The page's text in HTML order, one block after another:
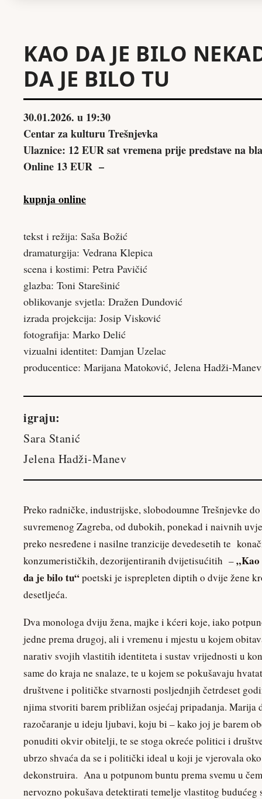
KAO DA JE BILO
DA JE BILO TU
30.01.2026. u 19:30
Centar za kulturu Trešnjevka
Ulaznice: 12 EUR sat vremena prije predstave na
Online 13 EUR –
kupnja online
tekst i režija: Saša Božić
dramaturgija: Vedrana Klepica
scena i kostimi: Petra Pavičić
glazba: Toni Starešinić
oblikovanje svjetla: Dražen Dundović
izrada projekcija: Josip Visković
fotografija: Marko Delić
vizualni identitet: Damjan Uzelac
producentice: Marijana Matoković, Jelena Hadži-Manev
igraju:
Sara Stanić
Jelena Hadži-Manev
Preko radničke, industrijske, slobodoumne Trešnjevke
suvremenog Zagreba, od dubokih, ponekad i naivnih
preko nesređene i nasilne tranzicije devedesetih te
konzumerističkih, dezorijentiranih dvijetisućitih –„Kao
da je bilo tu“poetski je isprepleten diptih o dvije žene
desetljeća.
Dva monologa dviju žena, majke i kćeri koje, iako
jedne prema drugoj, ali i vremenu i mjestu u kojem
narativ svojih vlastitih identiteta i sustav vrijednosti u
same do kraja ne snalaze, te u kojem se pokušavaju
društvene i političke stvarnosti posljednjih četrdeset
njima stvoriti barem približan osjećaj pripadanja. Marija
razočaranje u ideju ljubavi, koju bi – kako joj je barem
ponuditi okvir obitelji, te se stoga okreće politici i
ubrzo shvaća da se i politički ideal u koji je vjerovala
dekonstruira. Ana u potpunom buntu prema svemu u
nervozno pokušava detektirati temelje vlastitog budućeg